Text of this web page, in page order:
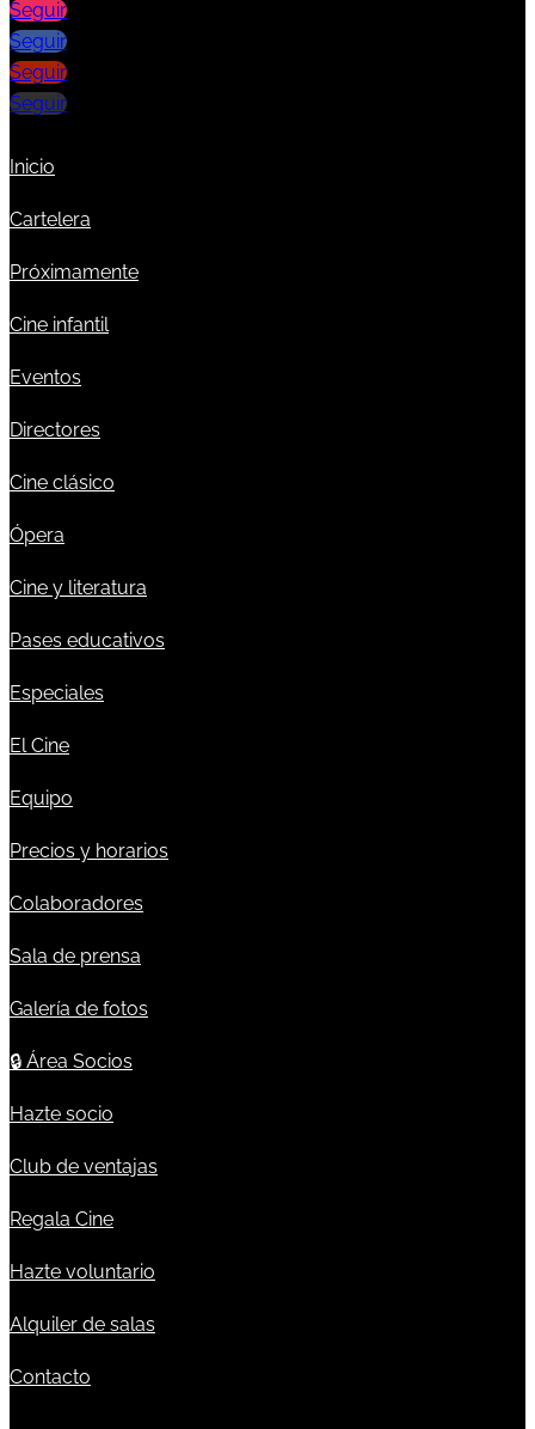
Seguir
Seguir
Seguir
Seguir
Inicio
Cartelera
Próximamente
Cine infantil
Eventos
Directores
Cine clásico
Ópera
Cine y literatura
Pases educativos
Especiales
El Cine
Equipo
Precios y horarios
Colaboradores
Sala de prensa
Galería de fotos
🔒 Área Socios
Hazte socio
Club de ventajas
Regala Cine
Hazte voluntario
Alquiler de salas
Contacto